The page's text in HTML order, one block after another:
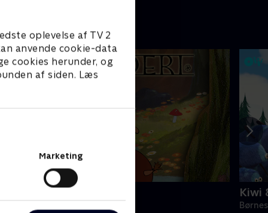
oplevelse af TV 2
anvende cookie-data
cookies herunder, og
af siden. Læs
Marketing
Kiwi